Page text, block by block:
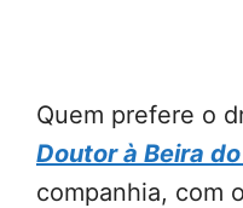
Quem prefere o
Doutor à Beira
companhia, com